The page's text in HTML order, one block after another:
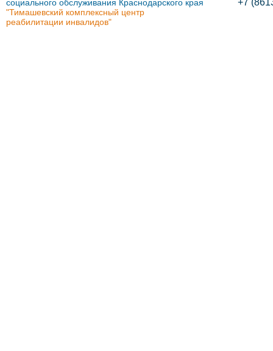
социального обслуживания Краснодарского края
"Тимашевский комплексный центр
реабилитации инвалидов"
+7